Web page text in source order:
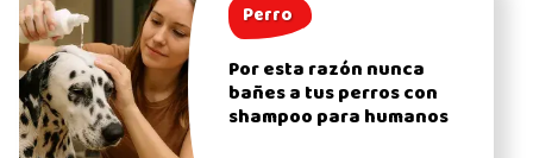
Perro
Por esta razón nunca
bañes a tus perros con
shampoo para humanos